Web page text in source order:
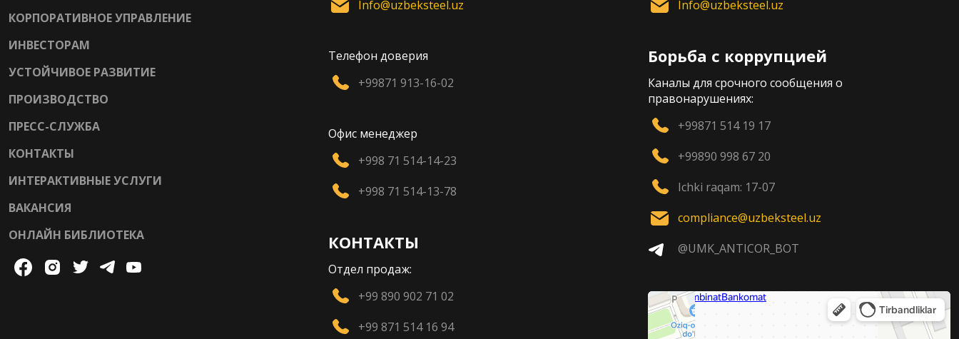
КОРПОРАТИВНОЕ УПРАВЛЕНИЕ
ИНВЕСТОРАМ
УСТОЙЧИВОЕ РАЗВИТИЕ
ПРОИЗВОДСТВО
ПРЕСС-СЛУЖБА
КОНТАКТЫ
ИНТЕРАКТИВНЫЕ УСЛУГИ
ВАКАНСИЯ
ОНЛАЙН БИБЛИОТЕКА
Info@uzbeksteel.uz
Телефон доверия
+99871 913-16-02
Офис менеджер
+998 71 514-14-23
+998 71 514-13-78
КОНТАКТЫ
Отдел продаж:
+99 890 902 71 02
+99 871 514 16 94
Info@uzbeksteel.uz
Борьба с коррупцией
Каналы для срочного сообщения о
правонарушениях:
+99871 514 19 17
+99890 998 67 20
Ichki raqam: 17-07
compliance@uzbeksteel.uz
@UMK_ANTICOR_BOT